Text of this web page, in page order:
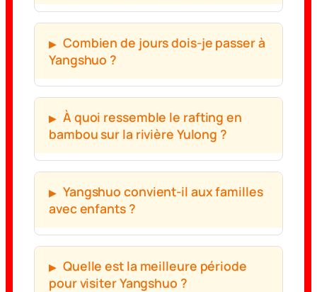
Combien de jours dois-je passer à
Yangshuo ?
À quoi ressemble le rafting en
bambou sur la rivière Yulong ?
Yangshuo convient-il aux familles
avec enfants ?
Quelle est la meilleure période
pour visiter Yangshuo ?